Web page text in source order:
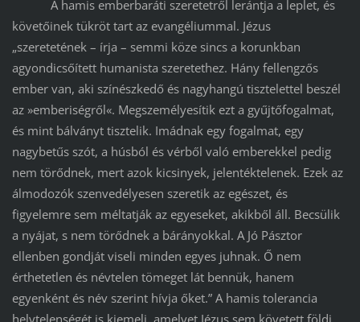
A hamis emberbaráti szeretetről lerántja a leplet, és
követőinek tükröt tart az evangéliummal. Jézus
„szeretetének – írja – semmi köze sincs a korunkban
agyondicsőített humanista szeretethez. Hány fellengzős
ember van, aki színészkedő és nagyhangú tisztelettel beszél
az »emberiségről«. Megszemélyesítik ezt a gyűjtőfogalmat,
és mint bálványt tisztelik. Imádnak egy fogalmat, egy
nagybetűs szót, a húsból és vérből való emberekkel pedig
nem törődnek, mert azok kicsinyek, jelentéktelenek. Ezek az
álmodozók szenvedélyesen szeretik az egészet, és
figyelemre sem méltatják az egyeseket, akikből áll. Becsülik
a nyájat, s nem törődnek a bárányokkal. A Jó Pásztor
ellenben gondját viseli minden egyes juhnak. Ő nem
érthetetlen és névtelen tömeget lát bennük, hanem
egyenként és név szerint hívja őket.” A hamis tolerancia